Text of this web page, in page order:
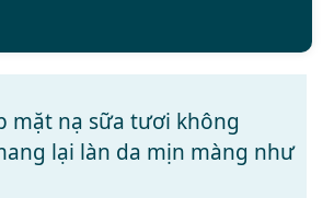
mặt nạ sữa tươi không
lại làn da mịn màng như